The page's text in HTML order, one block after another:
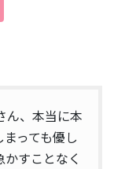
ん、本当に本
っても優し
すことなく